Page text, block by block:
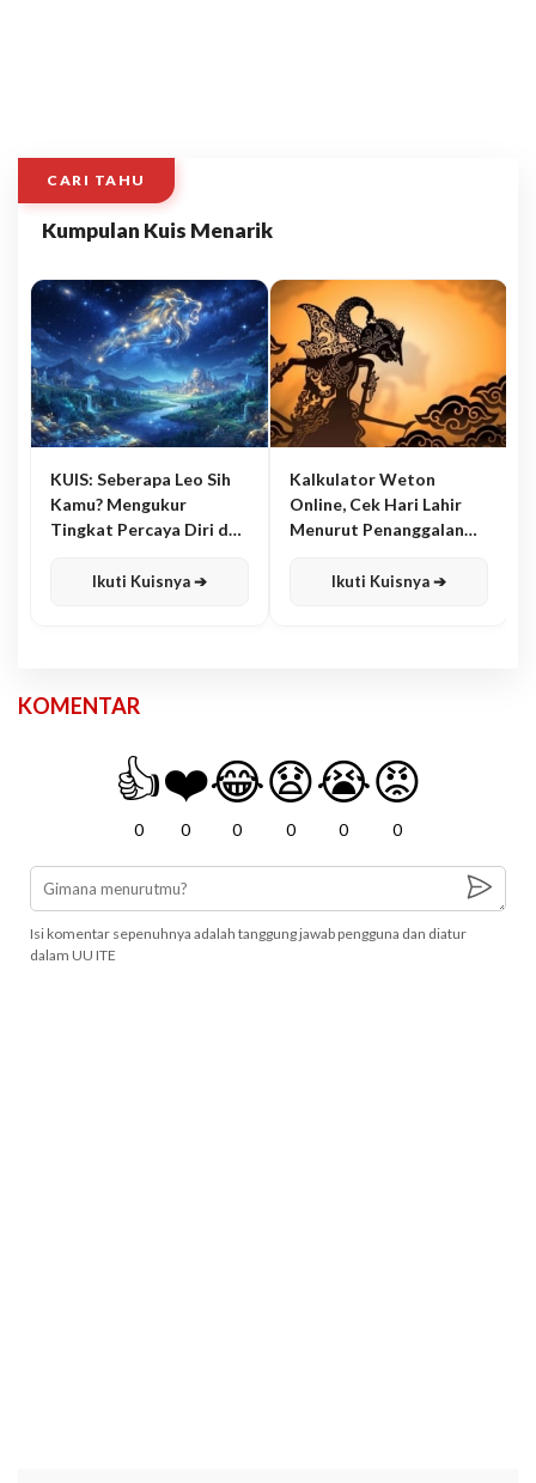
CARI TAHU
Kumpulan Kuis Menarik
KUIS: Seberapa Leo Sih
Kamu? Mengukur
Tingkat Percaya Diri dan
Ikuti Kuisnya ➔
Kalkulator Weton
Online, Cek Hari Lahir
Menurut Penanggalan
Ikuti Kuisnya ➔
KOMENTAR
👍
0
❤️
0
😂
0
😧
0
😭
0
😡
0
Isi komentar sepenuhnya adalah tanggung jawab pengguna dan diatur
dalam UU ITE